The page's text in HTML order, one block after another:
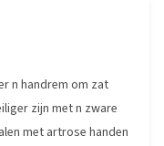
n handrem om zat
zijn met n zware
met artrose handen